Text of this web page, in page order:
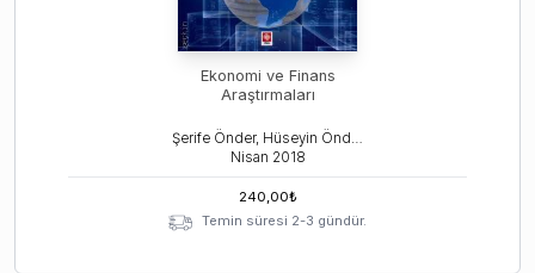
Ekonomi ve Finans
Araştırmaları
Şerife Önder, Hüseyin Önder
Nisan 2018
240,00₺
Temin süresi 2-3 gündür.